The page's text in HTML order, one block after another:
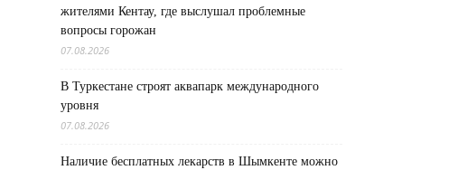
жителями Кентау, где выслушал проблемные
вопросы горожан
07.08.2026
В Туркестане строят аквапарк международного
уровня
07.08.2026
Наличие бесплатных лекарств в Шымкенте можно